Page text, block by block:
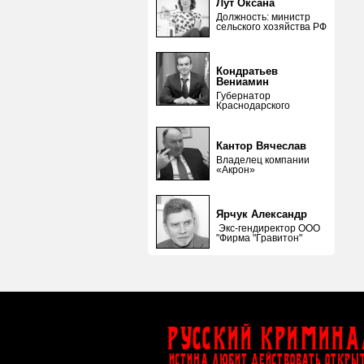
Лут Оксана
Должность: министр
сельского хозяйства РФ
Кондратьев
Вениамин
Губернатор
Краснодарского
Кантор Вячеслав
Владелец компании
«Акрон»
Ярчук Александр
Экс-гендиректор ООО
"Фирма "Гравитон"
Русский
ИСТИНА ЛЮБИТ ДЕЙСТВОВАТЬ